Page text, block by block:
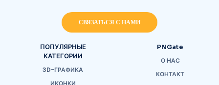
СВЯЗАТЬСЯ С НАМИ
ПОПУЛЯРНЫЕ
КАТЕГОРИИ
3D-ГРАФИКА
ИКОНКИ
PNGate
О НАС
КОНТАКТ